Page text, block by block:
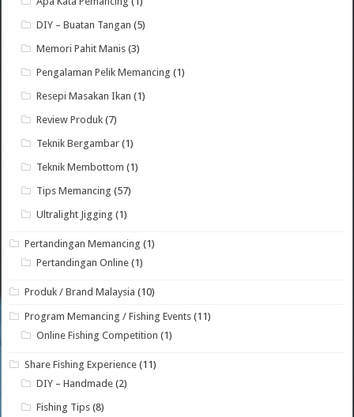
DIY – Buatan Tangan (5)
Memori Pahit Manis (3)
Pengalaman Pelik Memancing (1)
Resepi Masakan Ikan (1)
Review Produk (7)
Teknik Bergambar (1)
Teknik Membottom (1)
Tips Memancing (57)
Ultralight Jigging (1)
Pertandingan Memancing (1)
Pertandingan Online (1)
Produk / Brand Malaysia (10)
Program Memancing / Fishing Events (11)
Online Fishing Competition (1)
Share Fishing Experience (11)
DIY – Handmade (2)
Fishing Tips (8)